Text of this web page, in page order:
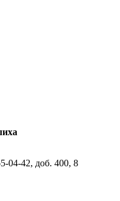
04-42, доб. 400, 8